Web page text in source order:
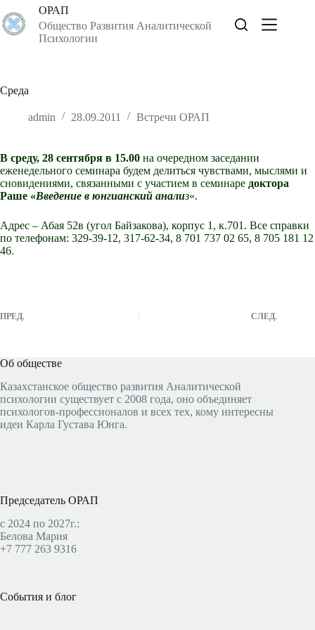
Перейти
к
сути
ОРАП
Общество Развития Аналитической
Психологии
Среда
admin 28.09.2011 Встречи ОРАП
В среду, 28 сентября в 15.00 на очередном заседании
еженедельного семинара будем делиться чувствами, мыслями и
сновидениями, связанными с участием в семинаре доктора
Раше «Введение в юнгианский анализ«.
Адрес – Абая 52в (угол Байзакова), корпус 1, к.701. Все справки
по телефонам: 329-39-12, 317-62-34, 8 701 737 02 65, 8 705 181 12
46.
ПРЕД. СЛЕД.
Об обществе
Казахстанское общество развития Аналитической
психологии существует с 2008 года, оно объединяет
психологов-профессионалов и всех тех, кому интересны
идеи Карла Густава Юнга.
Председатель ОРАП
с 2024 по 2027г.:
Белова Мария
+7 777 263 9316
События и блог